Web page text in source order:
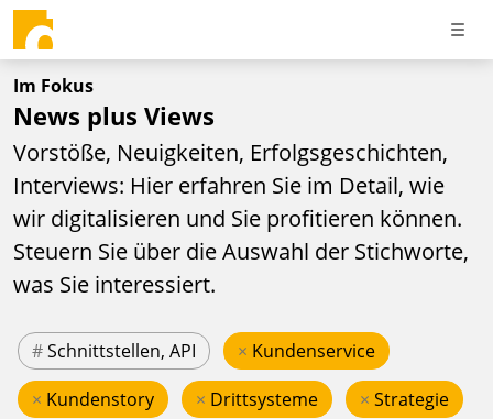
Im Fokus
News plus Views
Vorstöße, Neuigkeiten, Erfolgsgeschichten,
Interviews: Hier erfahren Sie im Detail, wie
wir digitalisieren und Sie profitieren können.
Steuern Sie über die Auswahl der Stichworte,
was Sie interessiert.
#Schnittstellen, API × Kundenservice
× Kundenstory × Drittsysteme × Strategie